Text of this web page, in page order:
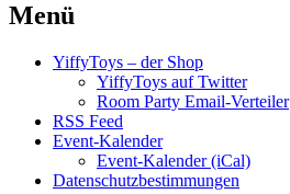
Menü
YiffyToys – der Shop
YiffyToys auf Twitter
Room Party Email-Verteiler
RSS Feed
Event-Kalender
Event-Kalender (iCal)
Datenschutzbestimmungen